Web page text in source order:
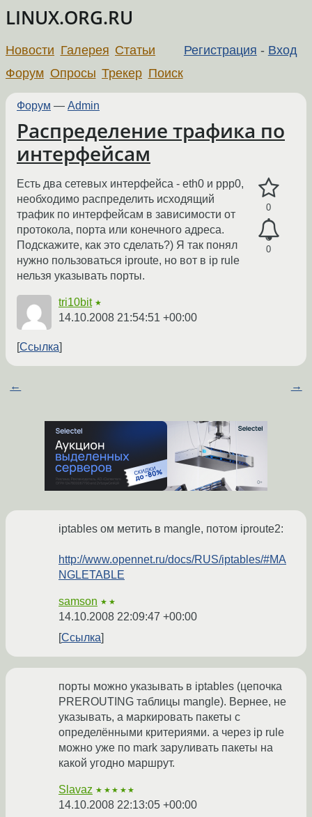
LINUX.ORG.RU
Регистрация - Вход
Новости Галерея Статьи
Форум Опросы Трекер Поиск
Форум — Admin
Распределение трафика по
интерфейсам
0
0
Есть два сетевых интерфейса - eth0 и ppp0,
необходимо распределить исходящий
трафик по интерфейсам в зависимости от
протокола, порта или конечного адреса.
Подскажите, как это сделать?) Я так понял
нужно пользоваться iproute, но вот в ip rule
нельзя указывать порты.
tri10bit ★
14.10.2008 21:54:51 +00:00
Ссылка
← →
iptables ом метить в mangle, потом iproute2:
http://www.opennet.ru/docs/RUS/iptables/#MA
NGLETABLE
samson ★★
14.10.2008 22:09:47 +00:00
Ссылка
порты можно указывать в iptables (цепочка
PREROUTING таблицы mangle). Вернее, не
указывать, а маркировать пакеты с
определёнными критериями. а через ip rule
можно уже по mark заруливать пакеты на
какой угодно маршрут.
Slavaz ★★★★★
14.10.2008 22:13:05 +00:00